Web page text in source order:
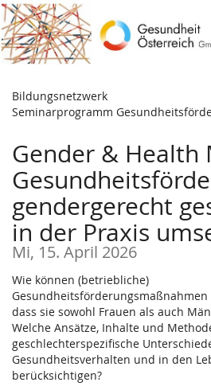
Zum
Haupt-
Inhalt
springen
Bildungsnetzwerk
Seminarprogramm
Gender & Health
gendergerecht
in der Praxis
Mi, 15. April 2026
Wie können (betriebliche)
dass sie sowohl Frauen als auch
Welche Ansätze, Inhalte und
geschlechterspezifische
Gesundheitsverhalten und in den
berücksichtigen?